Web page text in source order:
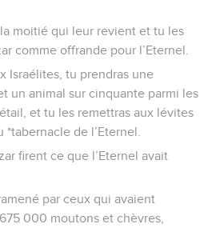
moitié qui leur revient et tu les
comme offrande pour l’Eternel.
Israélites, tu prendras une
un animal sur cinquante parmi les
et tu les remettras aux lévites
de l’Eternel.
firent ce que l’Eternel avait
par ceux qui avaient
000 moutons et chèvres,